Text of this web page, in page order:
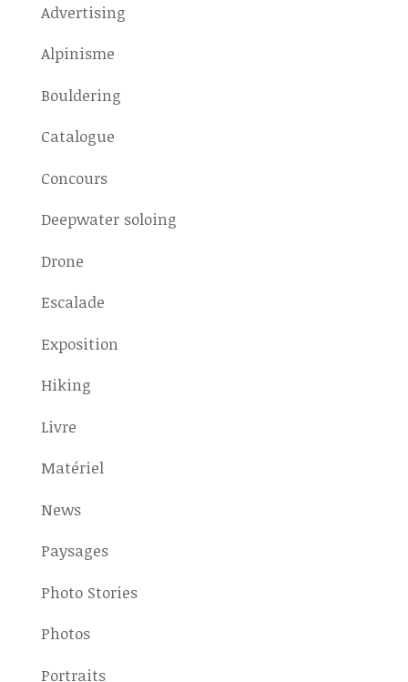
Advertising
Alpinisme
Bouldering
Catalogue
Concours
Deepwater soloing
Drone
Escalade
Exposition
Hiking
Livre
Matériel
News
Paysages
Photo Stories
Photos
Portraits